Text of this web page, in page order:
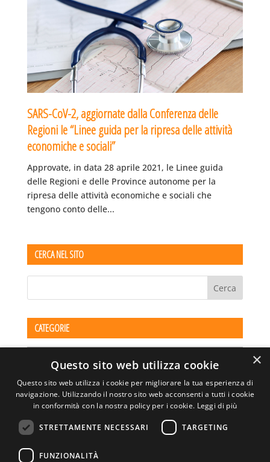
SARS-CoV-2, aggiornate dalla Conferenza delle
Regioni le “Linee guida per la ripresa delle attività
economiche e sociali”
Approvate, in data 28 aprile 2021, le Linee guida
delle Regioni e delle Province autonome per la
ripresa delle attività economiche e sociali che
tengono conto delle...
CERCA NEL SITO
CATEGORIE
DELLA TORRE, 15 – 20127 – MILANO – P. IVA
×
Questo sito web utilizza cookie
Questo sito web utilizza i cookie per migliorare la tua esperienza di
navigazione. Utilizzando il nostro sito web acconsenti a tutti i cookie
in conformità con la nostra policy per i cookie. Leggi di più
STRETTAMENTE NECESSARI TARGETING
FUNZIONALITÀ